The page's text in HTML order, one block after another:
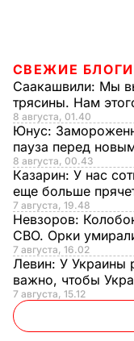
СВЕЖИЕ БЛОГИ
Саакашвили: Мы
трясины. Нам
8 августа, 01.40
Юнус:
пауза перед
8 августа, 00.43
Казарин: У нас
еще больше
7 августа, 19.48
Невзоров:
СВО. Орки
7 августа, 16.02
Левин: У Украины
важно, чтобы
7 августа, 15.12